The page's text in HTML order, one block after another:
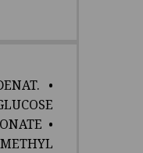
•
•